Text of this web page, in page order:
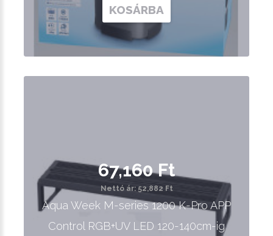
KOSÁRBA
67,160 Ft
Nettó ár: 52,882 Ft
Aqua Week M-series 1200 K-Pro APP
Control RGB+UV LED 120-140cm-ig